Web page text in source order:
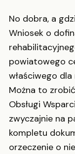
No dobra, a
Wniosek o
powiatowego
właściwego
Można to
Obsługi
zwyczajnie na
kompletu
orzeczenie o